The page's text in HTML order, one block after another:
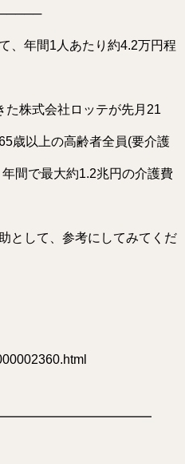
、年間1人あたり約4.2万円程
た株式会社ロッテが先月21
歳以上の高齢者全員(要介護
間で最大約1.2兆円の介護費
として、参考にしてみてくだ